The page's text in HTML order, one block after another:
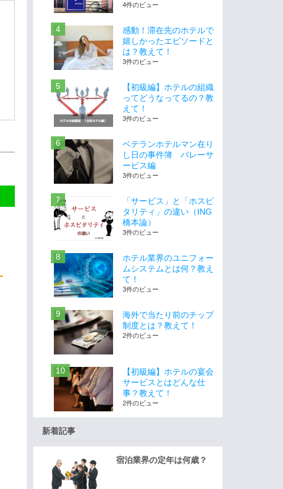
4件のビュー
感動！滞在先のホテルで
嬉しかったエピソードと
は？教えて！
3件のビュー
【初級編】ホテルの組織
ってどうなってるの？教
えて！
3件のビュー
ベテランホテルマン在り
し日の事件簿 バレーサ
ービス編
3件のビュー
「サービス」と「ホスピ
タリティ」の違い（ING
橋本論）
3件のビュー
ホテル業界のユニフォー
ムシステムとは何？教え
て！
3件のビュー
海外で当たり前のチップ
制度とは？教えて！
2件のビュー
【初級編】ホテルの宴会
サービスとはどんな仕
事？教えて！
2件のビュー
新着記事
宿泊業界の定年は何歳？